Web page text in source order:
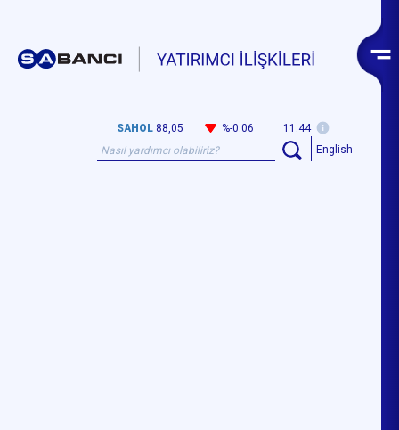
SAHOL 88,05 %-0.06
11:44
English